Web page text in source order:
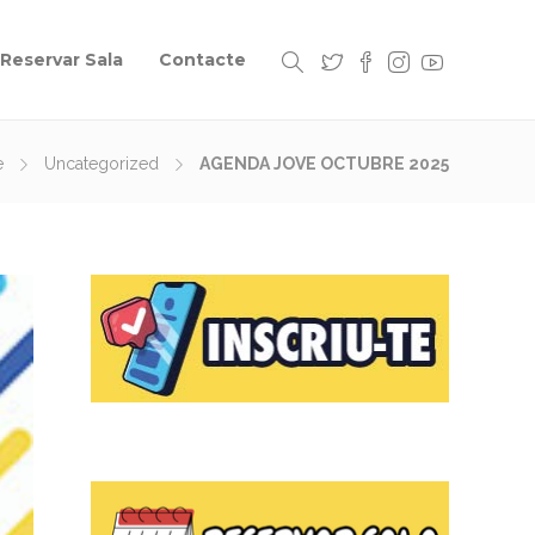
Reservar Sala Contacte
Uncategorized AGENDA JOVE OCTUBRE 2025